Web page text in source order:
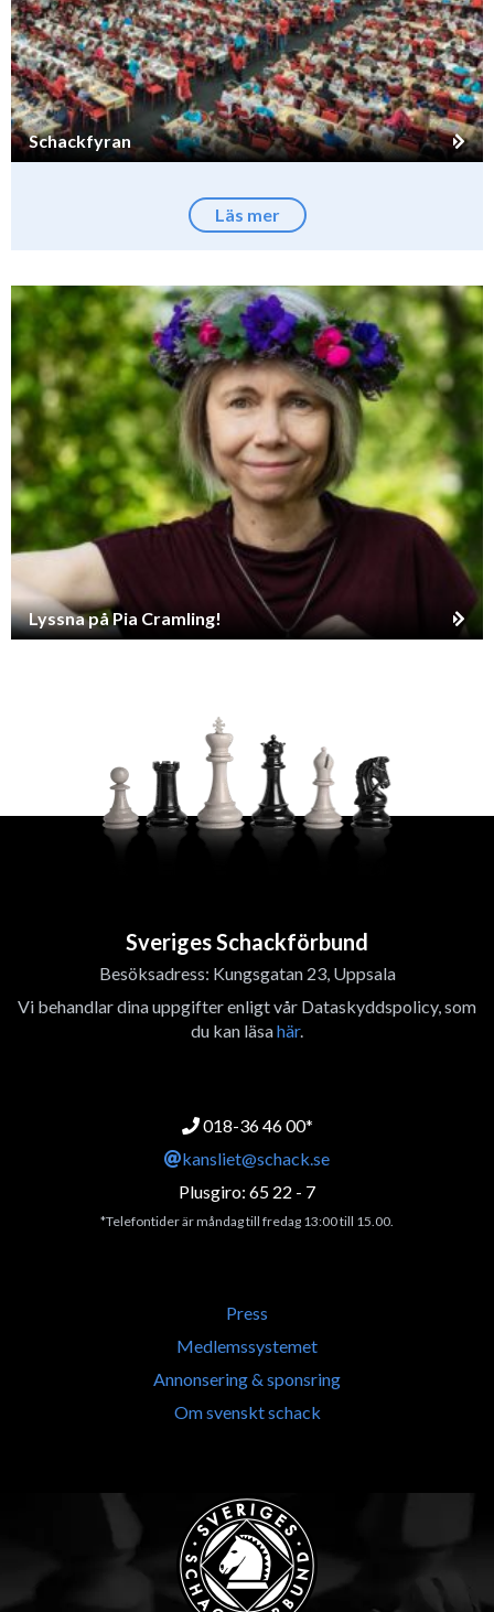
Schackfyran
Läs mer
Lyssna på Pia Cramling!
Sveriges Schackförbund
Besöksadress: Kungsgatan 23, Uppsala
Vi behandlar dina uppgifter enligt vår Dataskyddspolicy, som
du kan läsahär.
018-36 46 00*
kansliet@schack.se
Plusgiro: 65 22 - 7
*Telefontider är måndag till fredag 13:00 till 15.00.
Press
Medlemssystemet
Annonsering & sponsring
Om svenskt schack